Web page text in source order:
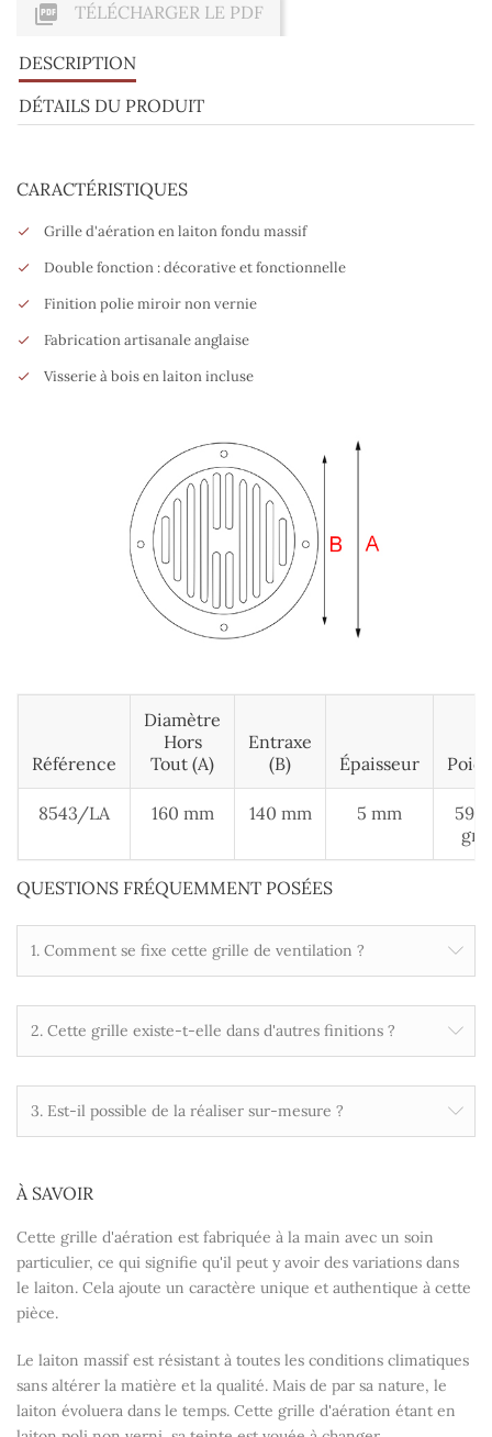
 TÉLÉCHARGER LE PDF
DESCRIPTION
DÉTAILS DU PRODUIT
CARACTÉRISTIQUES
Grille d'aération en laiton fondu massif
Double fonction : décorative et fonctionnelle
Finition polie miroir non vernie
Fabrication artisanale anglaise
Visserie à bois en laiton incluse
Référence
Diamètre
Hors
Tout (A)
Entraxe
(B)
Épaisseur Poids
8543/LA 160 mm 140 mm 5 mm
590
gr
QUESTIONS FRÉQUEMMENT POSÉES
1. Comment se fixe cette grille de ventilation ?
2. Cette grille existe-t-elle dans d'autres finitions ?
3. Est-il possible de la réaliser sur-mesure ?
À SAVOIR
Cette grille d'aération est fabriquée à la main avec un soin
particulier, ce qui signifie qu'il peut y avoir des variations dans
le laiton. Cela ajoute un caractère unique et authentique à cette
pièce.
Le laiton massif est résistant à toutes les conditions climatiques
sans altérer la matière et la qualité. Mais de par sa nature, le
laiton évoluera dans le temps. Cette grille d'aération étant en